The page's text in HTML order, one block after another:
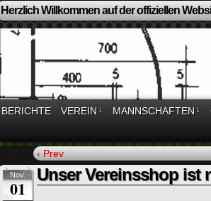
Herzlich Willkommen auf der offiziellen
BERICHTE VEREIN ↓ MANNSCHAFTEN ↓
‹ Prev
Nov.
01
Unser Vereinsshop ist